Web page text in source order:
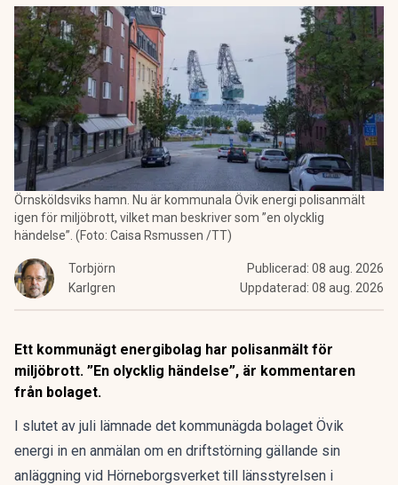
Örnsköldsviks hamn. Nu är kommunala Övik energi polisanmält
igen för miljöbrott, vilket man beskriver som ”en olycklig
händelse”. (Foto: Caisa Rsmussen /TT)
Torbjörn
Karlgren
Publicerad: 08 aug. 2026
Uppdaterad: 08 aug. 2026
Ett kommunägt energibolag har polisanmält för
miljöbrott. ”En olycklig händelse”, är kommentaren
från bolaget.
I slutet av juli lämnade det kommunägda bolaget Övik
energi in en anmälan om en driftstörning gällande sin
anläggning vid Hörneborgsverket till länsstyrelsen i